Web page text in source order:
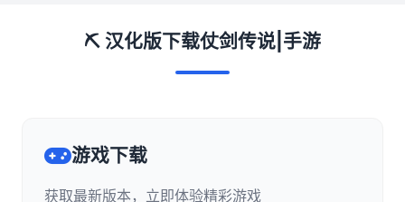
⛏️ 汉化版下载仗剑传说|手游
游戏下载
获取最新版本，立即体验精彩游戏